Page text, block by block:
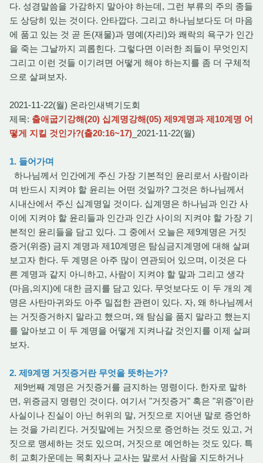
다. 성경말씀을 가감하지 말아야 하는데, 그런 부류의 주의 종들
도 상당히 있는 것이다. 안타깝다. 그리고 하나님보다도 더 마음
에 품고 있는 것 곧 돈(재물)과 명예(자리)와 쾌락의 욕구가 인간
을 죽는 그날까지 괴롭힌다. 그렇다면 이러한 죄들이 무엇인지
그리고 이런 것들 이기려면 어떻게 해야 하는지를 좀 더 구체적
으로 살펴보자.
2021-11-22(월) 온라인새벽기도회
제목: 출애굽기강해(20) 십계명강해(05) 제9계명과 제10계명 어
떻게 지킬 것인가?(출20:16~17) _2021-11-22(월)
1. 들어가며
하나님께서 인간에게 주신 가장 기본적인 윤리로서 사람이라
며 반드시 지켜야 할 윤리는 어떤 것일까? 그것은 하나님께서
시내산에서 주신 십계명일 것이다. 십계명은 하나님과 인간 사
이에 지켜야 할 윤리들과 인간과 인간 사이의 지켜야 할 가장 기
본적인 윤리들을 담고 있다. 그 중에서 오늘은 제9계명은 거짓
증거(위증) 금지 계명과 제10계명은 탐심금지계명에 대해 살펴
보고자 한다. 두 계명은 아주 많이 연관되어 있으며, 이것은 다
른 계명과 같지 아니하고, 사람이 지켜야 할 말과 그리고 생각
(마음,의지)에 대한 금지를 담고 있다. 무엇보다도 이 두 개의 계
명은 사탄마귀와도 아주 밀접한 관련이 있다. 자, 왜 하나님께서
는 거짓증거하지 말라고 했으며, 왜 탐심을 품지 말라고 했는지
를 알아보고 이 두 계명을 어떻게 지켜나갈 것인지를 이제 살펴
보자.
2. 제9계명 거짓증거란 무엇을 뜻하는가?
제9번째 계명은 거짓증거를 금지하는 명령이다. 한자로 말하
면, 위증금지 명령인 것이다. 여기서 "거짓증거" 혹은 "위증"이란
사실이나 진실이 아닌 허위의 말, 거짓으로 지어낸 말로 증언하
는 것을 가리킨다. 거짓말에는 거짓으로 증언하는 것도 있고, 거
짓으로 맹세하는 것도 있으며, 거짓으로 예언하는 것도 있다. 특
히 교회가운데는 목회자나 교사는 말로서 사람을 지도하거나